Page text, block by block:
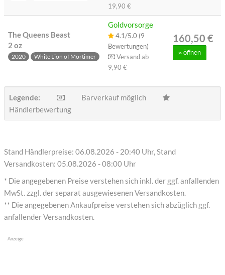
19,90 €
The Queens Beast
2 oz
2020 White Lion of Mortimer
Goldvorsorge
4.1/5.0 (9
Bewertungen)
Versand ab
9,90 €
160,50 €
» öffnen
Legende:
Barverkauf möglich
Händlerbewertung
Stand Händlerpreise: 06.08.2026 - 20:40 Uhr, Stand
Versandkosten: 05.08.2026 - 08:00 Uhr
* Die angegebenen Preise verstehen sich inkl. der ggf. anfallenden
MwSt. zzgl. der separat ausgewiesenen Versandkosten.
** Die angegebenen Ankaufpreise verstehen sich abzüglich ggf.
anfallender Versandkosten.
Anzeige